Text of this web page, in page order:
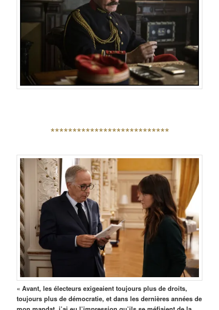
***************************
« Avant, les électeurs exigeaient toujours plus de droits,
toujours plus de démocratie, et dans les dernières années de